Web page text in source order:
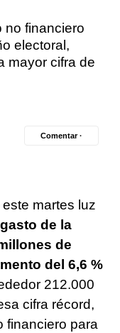
no financiero
electoral,
mayor cifra de
Comentar ·
este martes luz
de la
de
del 6,6 %
212.000
cifra récord,
financiero para